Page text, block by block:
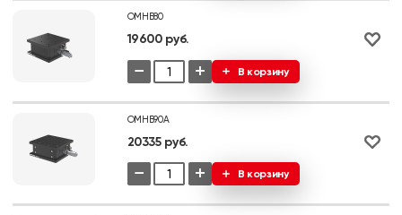
OMHВ80
19600 руб.
− + В корзину
OMHB90A
20335 руб.
− + В корзину